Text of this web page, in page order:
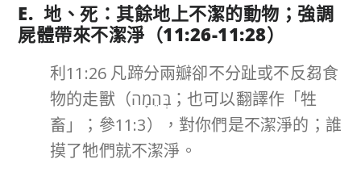
E. 地、死：其餘地上不潔的動物；強調
屍體帶來不潔淨（11:26-11:28）
利11:26 凡蹄分兩瓣卻不分趾或不反芻食
物的走獸（בְּהֵמָה；也可以翻譯作「牲
畜」；參11:3），對你們是不潔淨的；誰
摸了牠們就不潔淨。